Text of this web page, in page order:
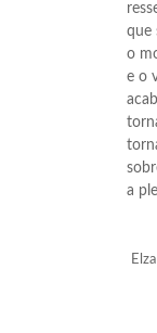
que
o
e o
a